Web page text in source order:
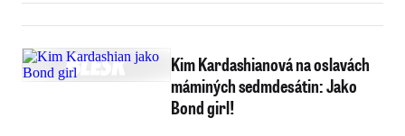
Kim Kardashianová na oslavách
máminých sedmdesátin: Jako
Bond girl!